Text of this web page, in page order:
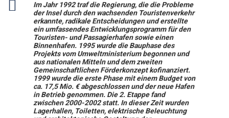
Im Jahr 1992 traf die Regierung, die die Probleme
der Insel durch den wachsenden Touristenverkehr
erkannte, radikale Entscheidungen und erstellte
ein umfassendes Entwicklungsprogramm für den
Touristen- und Passagierhafen sowie einen
Binnenhafen. 1995 wurde die Bauphase des
Projekts vom Umweltministerium begonnen und
aus nationalen Mitteln und dem zweiten
Gemeinschaftlichen Förderkonzept kofinanziert.
1999 wurde die erste Phase mit einem Budget von
ca. 17,5 Mio. € abgeschlossen und der neue Hafen
in Betrieb genommen. Die 2. Etappe fand
zwischen 2000-2002 statt. In dieser Zeit wurden
Lagerhallen, Toiletten, elektrische Beleuchtung